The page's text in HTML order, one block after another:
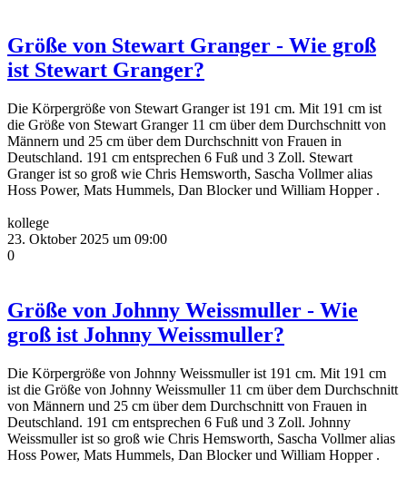
Größe von Stewart Granger - Wie groß
ist Stewart Granger?
Die Körpergröße von Stewart Granger ist 191 cm. Mit 191 cm ist
die Größe von Stewart Granger 11 cm über dem Durchschnitt von
Männern und 25 cm über dem Durchschnitt von Frauen in
Deutschland. 191 cm entsprechen 6 Fuß und 3 Zoll. Stewart
Granger ist so groß wie Chris Hemsworth, Sascha Vollmer alias
Hoss Power, Mats Hummels, Dan Blocker und William Hopper .
kollege
23. Oktober 2025 um 09:00
0
Größe von Johnny Weissmuller - Wie
groß ist Johnny Weissmuller?
Die Körpergröße von Johnny Weissmuller ist 191 cm. Mit 191 cm
ist die Größe von Johnny Weissmuller 11 cm über dem Durchschnitt
von Männern und 25 cm über dem Durchschnitt von Frauen in
Deutschland. 191 cm entsprechen 6 Fuß und 3 Zoll. Johnny
Weissmuller ist so groß wie Chris Hemsworth, Sascha Vollmer alias
Hoss Power, Mats Hummels, Dan Blocker und William Hopper .